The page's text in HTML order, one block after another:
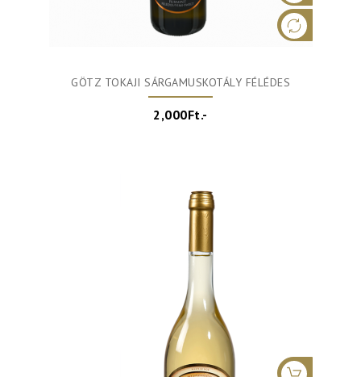
GÖTZ TOKAJI SÁRGAMUSKOTÁLY FÉLÉDES
2,000Ft.-